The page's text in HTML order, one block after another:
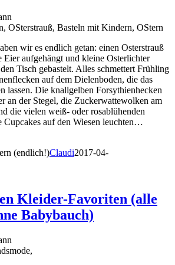
wir es endlich getan: einen Osterstrauß
Eier aufgehängt und kleine Osterlichter
Tisch gebastelt. Alles schmettert Frühling
auf dem Dielenboden, die das
lassen. Die knallgelben Forsythienhecken
an der Stegel, die Zuckerwattewolken am
die vielen weiß- oder rosablühenden
Cupcakes auf den Wiesen leuchten…
(endlich!)Claudi2017-04-
Kleider-Favoriten (alle
Babybauch)